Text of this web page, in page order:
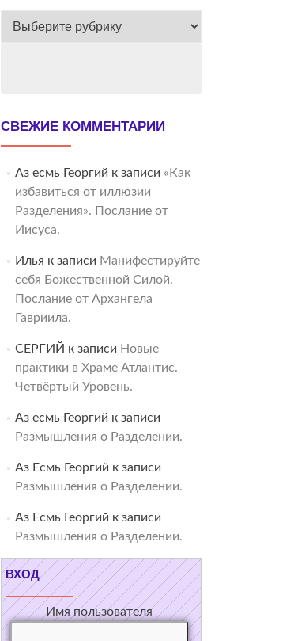
ВЕСЬ
СВЕЖИЕ КОММЕНТАРИИ
Аз есмь Георгий к записи «Как
избавиться от иллюзии
Разделения». Послание от
Иисуса.
Илья к записи Манифестируйте
себя Божественной Силой.
Послание от Архангела
Гавриила.
СЕРГИЙ к записи Новые
практики в Храме Атлантис.
Четвёртый Уровень.
Аз есмь Георгий к записи
Размышления о Разделении.
Аз Есмь Георгий к записи
Размышления о Разделении.
Аз Есмь Георгий к записи
Размышления о Разделении.
ВХОД
Имя пользователя